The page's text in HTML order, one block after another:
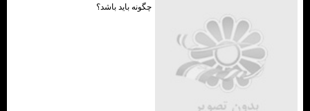
چگونه باید باشد؟